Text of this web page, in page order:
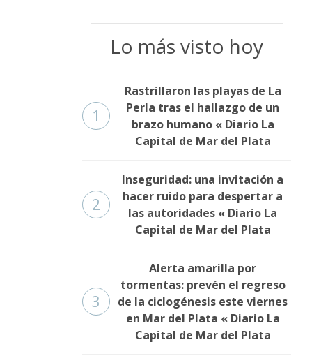
Lo más visto hoy
1
Rastrillaron las playas de La
Perla tras el hallazgo de un
brazo humano « Diario La
Capital de Mar del Plata
2
Inseguridad: una invitación a
hacer ruido para despertar a
las autoridades « Diario La
Capital de Mar del Plata
3
Alerta amarilla por
tormentas: prevén el regreso
de la ciclogénesis este viernes
en Mar del Plata « Diario La
Capital de Mar del Plata